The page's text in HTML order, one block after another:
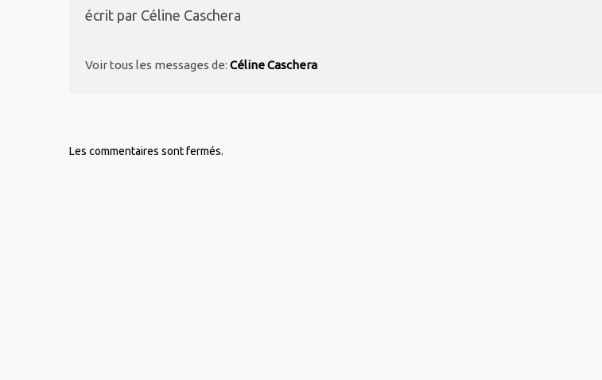
écrit par Céline Caschera
Voir tous les messages de: Céline Caschera
Les commentaires sont fermés.